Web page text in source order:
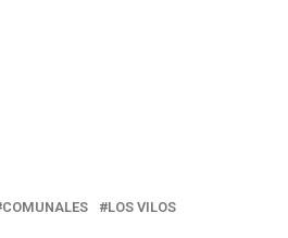
COMUNALES LOS VILOS